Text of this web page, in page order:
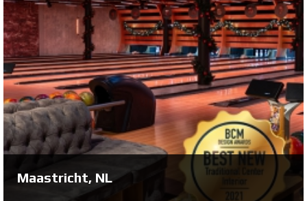
Roosendaal, NL
You can now enjoy the winter sport feeling at Playdome
Roosendaal (NL) every day, because you are always in an
alpine setting. We are very proud of our contribution to
this new Family Entertainment Center.
Bekijk project ...
Maastricht, NL